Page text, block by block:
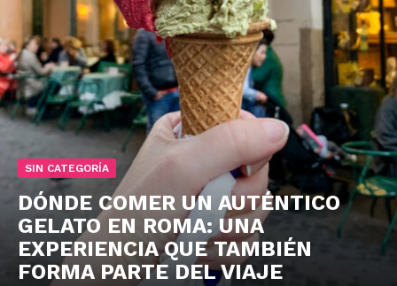
SIN CATEGORÍA
DÓNDE COMER UN AUTÉNTICO
GELATO EN ROMA: UNA
EXPERIENCIA QUE TAMBIÉN
FORMA PARTE DEL VIAJE